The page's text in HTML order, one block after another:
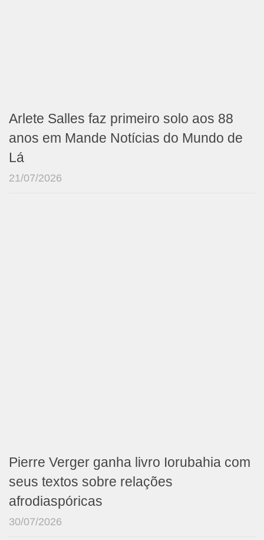
Arlete Salles faz primeiro solo aos 88
anos em Mande Notícias do Mundo de
Lá
21/07/2026
Pierre Verger ganha livro Iorubahia com
seus textos sobre relações
afrodiaspóricas
30/07/2026